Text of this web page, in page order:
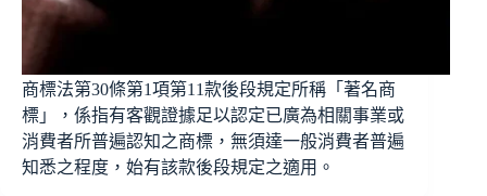
商標法第30條第1項第11款後段規定所稱「著名商
標」，係指有客觀證據足以認定已廣為相關事業或
消費者所普遍認知之商標，無須達一般消費者普遍
知悉之程度，始有該款後段規定之適用。